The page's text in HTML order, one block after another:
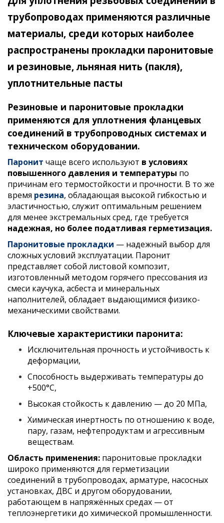
трубопроводах применяются различные
материалы, среди которых наиболее
распространены прокладки паронитовые
и резиновые, льняная нить (пакля),
уплотнительные пасты
Резиновые и паронитовые прокладки
применяются для уплотнения фланцевых
соединений в трубопроводных системах и
техническом оборудовании.
Паронит чаще всего используют в условиях
повышенного давления и температуры по
причинам его термостойкости и прочности. В то же
время резина, обладающая высокой гибкостью и
эластичностью, служит оптимальным решением
для менее экстремальных сред, где требуется
надежная, но более податливая герметизация.
Паронитовые прокладки — надежный выбор для
сложных условий эксплуатации. Паронит
представляет собой листовой композит,
изготовленный методом горячего прессования из
смеси каучука, асбеста и минеральных
наполнителей, обладает выдающимися физико-
механическими свойствами.
Ключевые характеристики паронита:
Исключительная прочность и устойчивость к
деформации,
Способность выдерживать температуры до
+500°C,
Высокая стойкость к давлению — до 20 МПа,
Химическая инертность по отношению к воде,
пару, газам, нефтепродуктам и агрессивным
веществам.
Область применения: паронитовые прокладки
широко применяются для герметизации
соединений в трубопроводах, арматуре, насосных
установках, ДВС и другом оборудовании,
работающем в напряжённых средах — от
теплоэнергетики до химической промышленности.